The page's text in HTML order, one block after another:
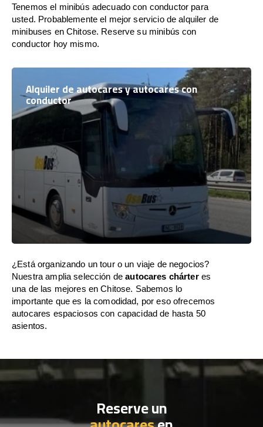
Tenemos el minibús adecuado con conductor para
usted. Probablemente el mejor servicio de alquiler de
minibuses en Chitose. Reserve su minibús con
conductor hoy mismo.
Alquiler de autocares y autocares con
conductor
¿Está organizando un tour o un viaje de negocios?
Nuestra amplia selección deautocares chárteres
una de las mejores en Chitose. Sabemos lo
importante que es la comodidad, por eso ofrecemos
autocares espaciosos con capacidad de hasta 50
asientos.
Reserve un